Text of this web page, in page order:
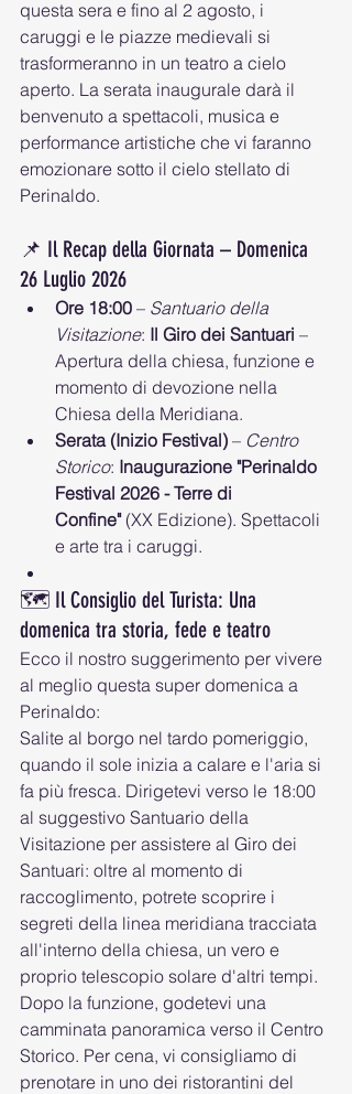
questa sera e fino al 2 agosto, i
caruggi e le piazze medievali si
trasformeranno in un teatro a cielo
aperto. La serata inaugurale darà il
benvenuto a spettacoli, musica e
performance artistiche che vi faranno
emozionare sotto il cielo stellato di
Perinaldo.
📌 Il Recap della Giornata – Domenica
26 Luglio 2026
Ore 18:00 – Santuario della
Visitazione: Il Giro dei Santuari –
Apertura della chiesa, funzione e
momento di devozione nella
Chiesa della Meridiana.
Serata (Inizio Festival) – Centro
Storico: Inaugurazione "Perinaldo
Festival 2026 - Terre di
Confine" (XX Edizione). Spettacoli
e arte tra i caruggi.
🗺️ Il Consiglio del Turista: Una
domenica tra storia, fede e teatro
Ecco il nostro suggerimento per vivere
al meglio questa super domenica a
Perinaldo:
Salite al borgo nel tardo pomeriggio,
quando il sole inizia a calare e l'aria si
fa più fresca. Dirigetevi verso le 18:00
al suggestivo Santuario della
Visitazione per assistere al Giro dei
Santuari: oltre al momento di
raccoglimento, potrete scoprire i
segreti della linea meridiana tracciata
all'interno della chiesa, un vero e
proprio telescopio solare d'altri tempi.
Dopo la funzione, godetevi una
camminata panoramica verso il Centro
Storico. Per cena, vi consigliamo di
prenotare in uno dei ristorantini del